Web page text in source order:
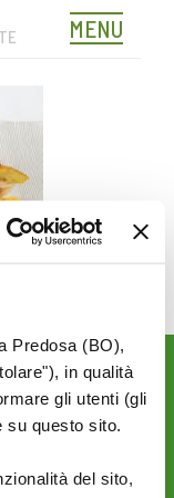
Predosa (BO),
in qualità
gli utenti (gli
su questo sito.
del sito,
MENU